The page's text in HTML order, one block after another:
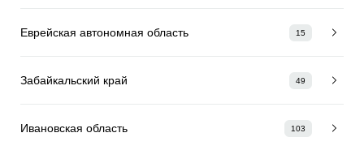
Еврейская автономная область 15
Забайкальский край 49
Ивановская область 103